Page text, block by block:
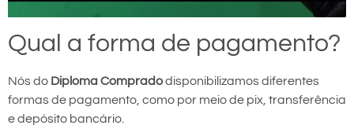
Qual a forma de pagamento?
Nós do Diploma Compradodisponibilizamos diferentes
formas de pagamento, como por meio de pix, transferência
e depósito bancário.